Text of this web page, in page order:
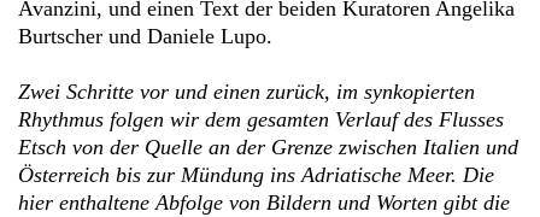
Avanzini, und einen Text der beiden Kuratoren Angelika
Burtscher und Daniele Lupo.
Zwei Schritte vor und einen zurück, im synkopierten
Rhythmus folgen wir dem gesamten Verlauf des Flusses
Etsch von der Quelle an der Grenze zwischen Italien und
Österreich bis zur Mündung ins Adriatische Meer. Die
hier enthaltene Abfolge von Bildern und Worten gibt die